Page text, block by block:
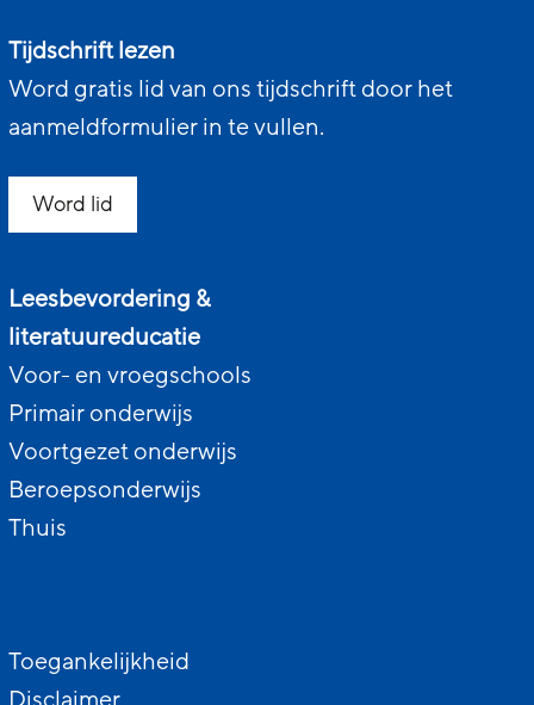
Tijdschrift lezen
Word gratis lid van ons tijdschrift door het
aanmeldformulier in te vullen.
Word lid
Leesbevordering &
literatuureducatie
Voor- en vroegschools
Primair onderwijs
Voortgezet onderwijs
Beroepsonderwijs
Thuis
Toegankelijkheid